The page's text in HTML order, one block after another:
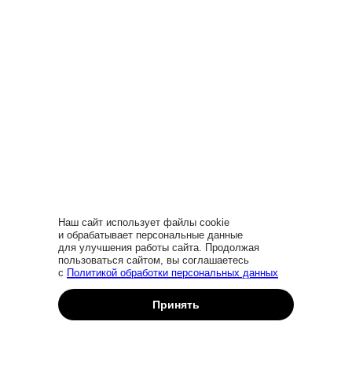
Заказать звонок
Принять
Наш сайт использует файлы cookie
и обрабатывает персональные данные
для улучшения работы сайта. Продолжая
пользоваться сайтом, вы соглашаетесь
с Политикой обработки персональных данных